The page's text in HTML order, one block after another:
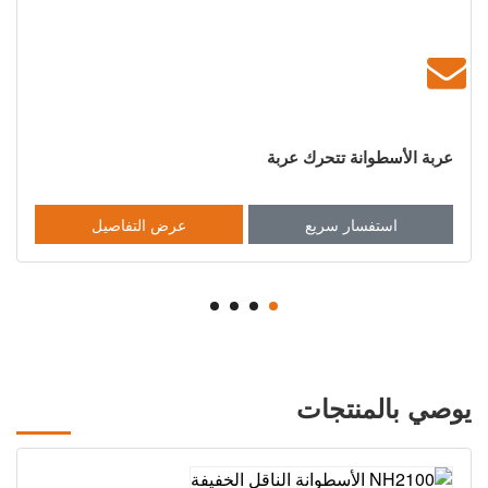
عربة الأسطوانة تتحرك عربة
استفسار سريع عرض التفاصيل
يوصي بالمنتجات